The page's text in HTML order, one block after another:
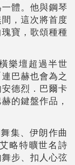
體。他與鋼琴
，這次將首度
寶，歌頌種種
樂壇超過半世
巴赫也會為之
德烈．巴爾卡
的鍵盤作品，
集、伊朗作曲
略特曠世名詩
步、扣人心弦